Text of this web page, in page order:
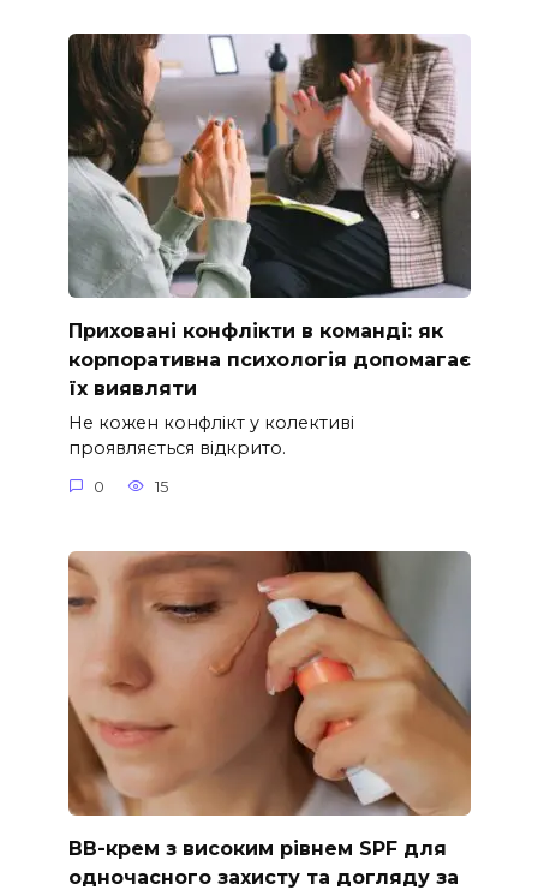
Приховані конфлікти в команді: як
корпоративна психологія допомагає
їх виявляти
Не кожен конфлікт у колективі
проявляється відкрито.
0 15
ВВ-крем з високим рівнем SPF для
одночасного захисту та догляду за